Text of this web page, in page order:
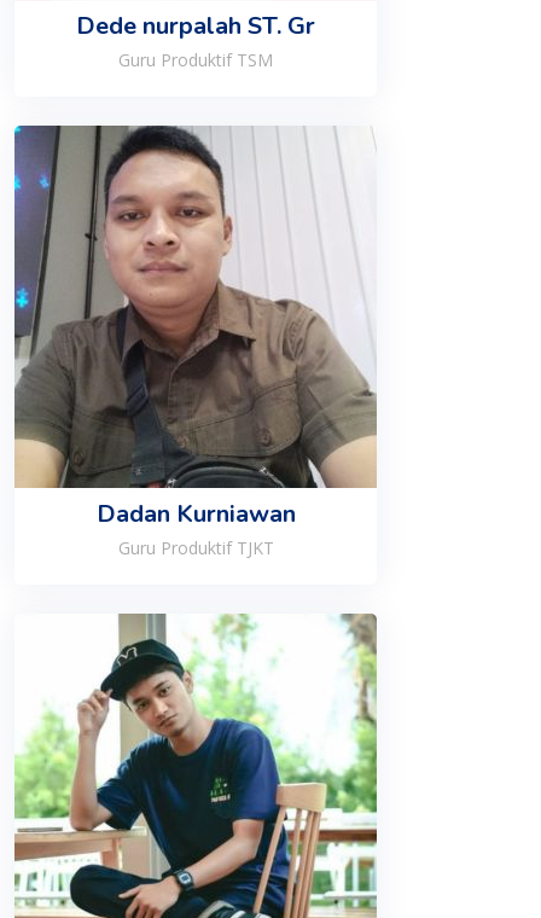
Dede nurpalah ST. Gr
Guru Produktif TSM
Dadan Kurniawan
Guru Produktif TJKT